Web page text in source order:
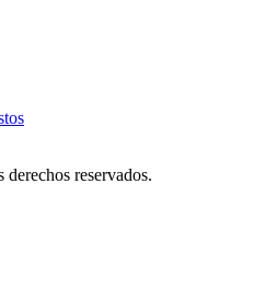
reservados.